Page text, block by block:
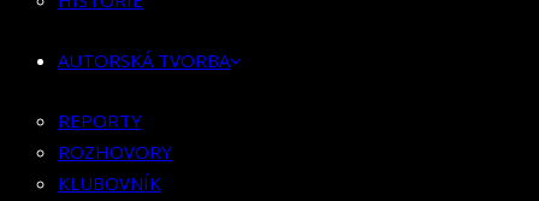
KLUBOVNA NA YOUTUBE
SUPPORTUJEME
PROPOJOVÁNÍ SCÉN
RECENZE
AUTORSKÁ TVORBA
REPORTY
ROZHOVORY
KLUBOVNÍK